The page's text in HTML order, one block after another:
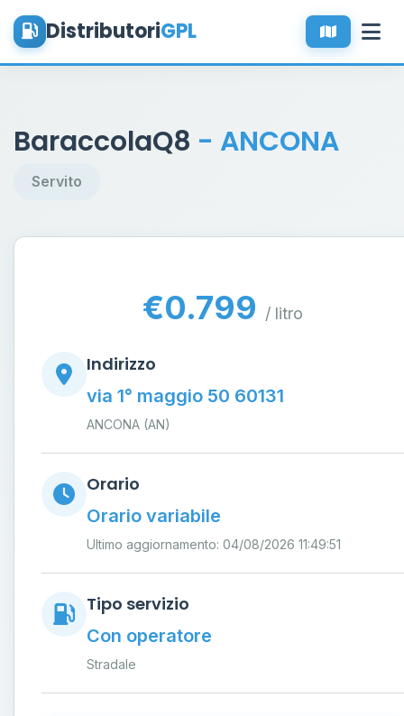
DistributoriGPL
BaraccolaQ8 - ANCONA
Servito
€0.799 / litro
Indirizzo
via 1° maggio 50 60131
ANCONA (AN)
Orario
Orario variabile
Ultimo aggiornamento: 04/08/2026 11:49:51
Tipo servizio
Con operatore
Stradale